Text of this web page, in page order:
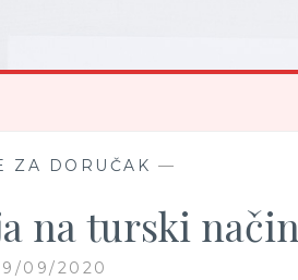
ZA DORUČAK —
na turski način
09/2020